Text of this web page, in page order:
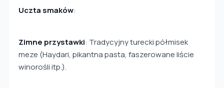
Uczta smaków:
Zimne przystawki: Tradycyjny turecki półmisek
meze (Haydari, pikantna pasta, faszerowane liście
winorośli itp.).